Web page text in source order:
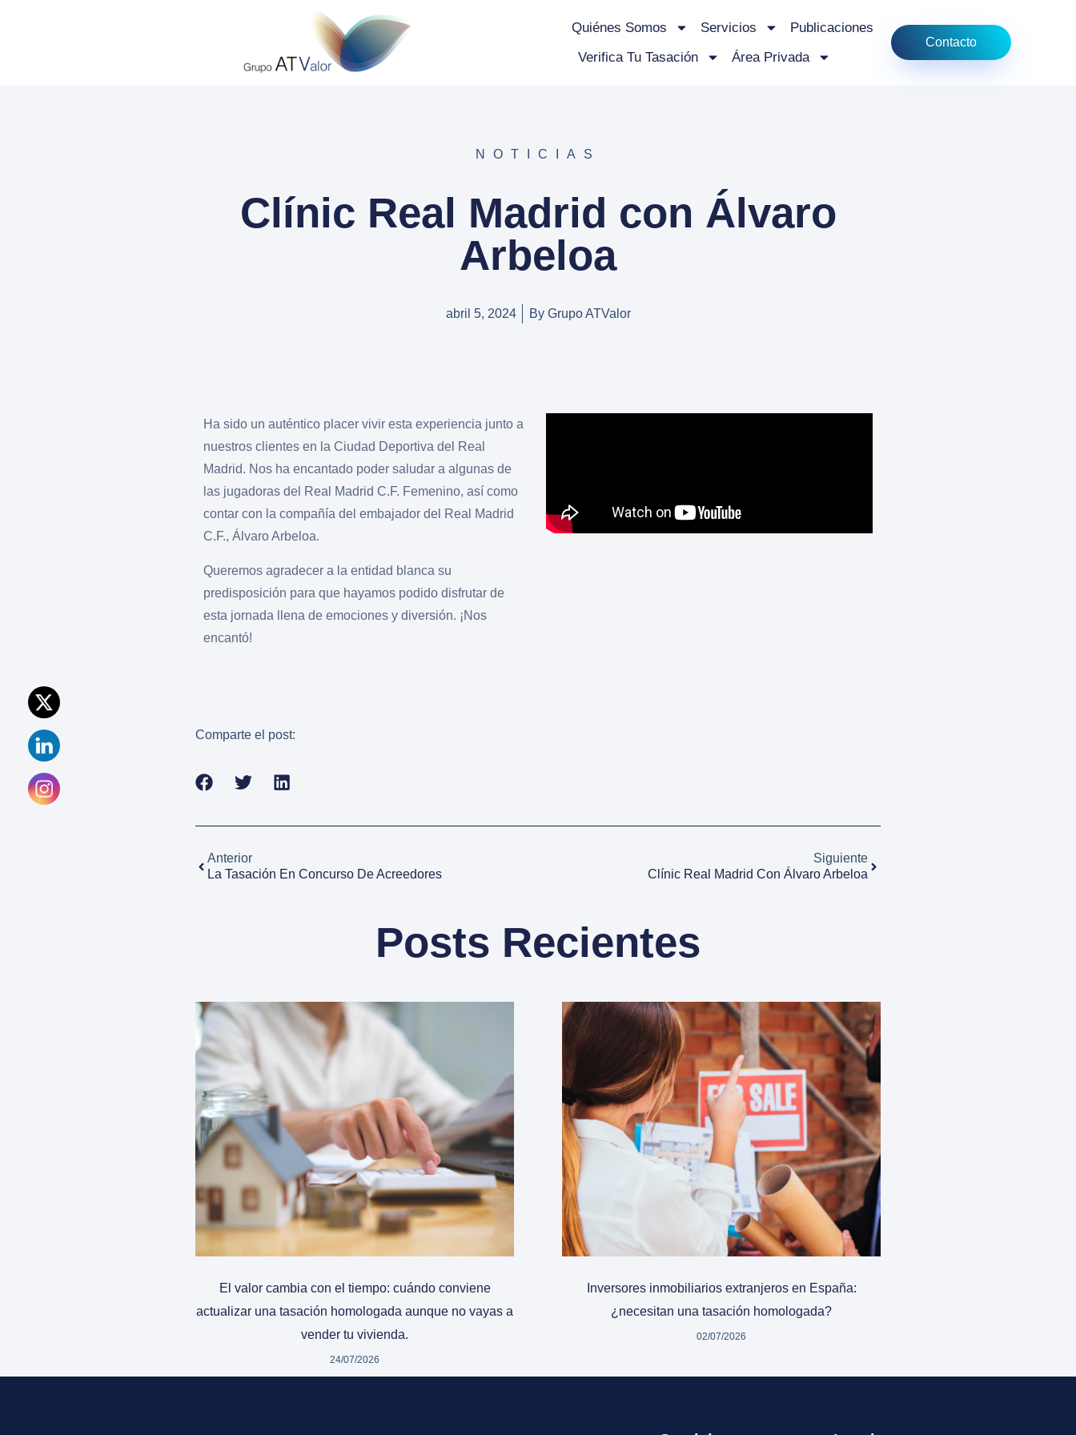
Quiénes Somos Servicios
Publicaciones
Verifica Tu Tasación
Área Privada
Contacto
NOTICIAS
Clínic Real Madrid con Álvaro
Arbeloa
abril 5, 2024 ByGrupo ATValor
Ha sido un auténtico placer vivir esta experiencia junto a
nuestros clientes en la Ciudad Deportiva del Real
Madrid. Nos ha encantado poder saludar a algunas de
las jugadoras del Real Madrid C.F. Femenino, así como
contar con la compañía del embajador del Real Madrid
C.F., Álvaro Arbeloa.
Queremos agradecer a la entidad blanca su
predisposición para que hayamos podido disfrutar de
esta jornada llena de emociones y diversión. ¡Nos
encantó!
Comparte el post:
Anterior
La Tasación En Concurso De Acreedores
Siguiente
Clínic Real Madrid Con Álvaro Arbeloa
Posts Recientes
El valor cambia con el tiempo: cuándo conviene
actualizar una tasación homologada aunque no vayas a
vender tu vivienda.
24/07/2026
Inversores inmobiliarios extranjeros en España:
¿necesitan una tasación homologada?
02/07/2026